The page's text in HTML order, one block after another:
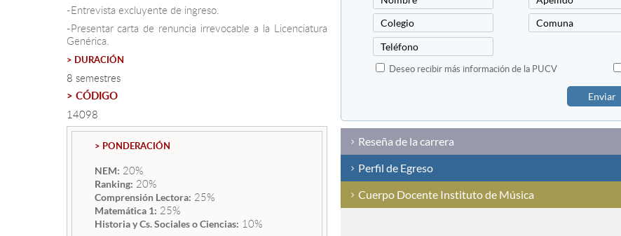
-Entrevista excluyente de ingreso.
-Presentar carta de renuncia irrevocable a la Licenciatura
Genérica.
> DURACIÓN
8 semestres
> CÓDIGO
14098
> PONDERACIÓN
NEM: 20%
Ranking: 20%
Comprensión Lectora: 25%
Matemática 1: 25%
Historia y Cs. Sociales o Ciencias: 10%
Deseo recibir más información de la PUCV
Enviar
Reseña de la carrera
Perfil de Egreso
Cuerpo Docente Instituto de Música